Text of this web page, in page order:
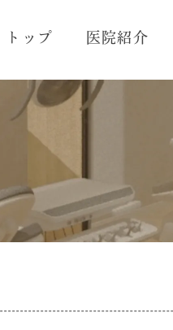
トップ 医院紹介